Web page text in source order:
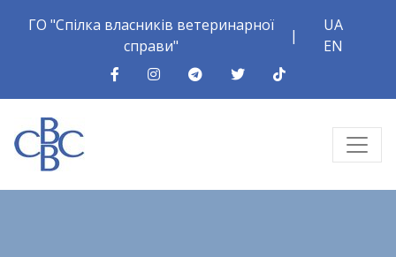
ГО "Спілка власників ветеринарної
справи"
|
UA
EN